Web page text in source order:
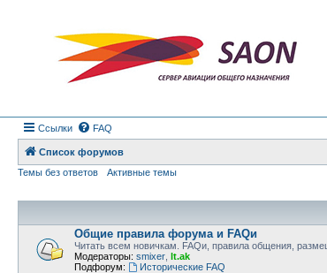
Ссылки FAQ
Список форумов
Темы без ответов
Активные темы
Общие правила форума и FAQи
Читать всем новичкам. FAQи, правила общения,
Модераторы: smixer lt.ak
Подфорум:
Исторические FAQ